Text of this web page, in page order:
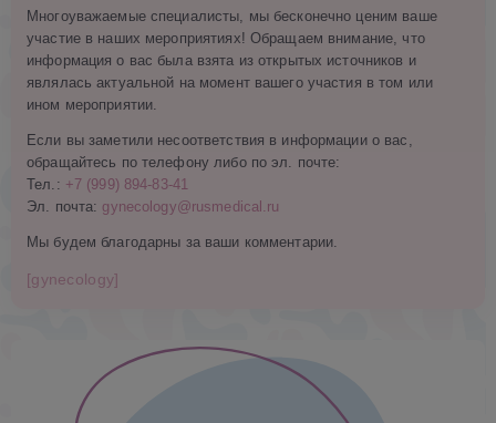
Многоуважаемые специалисты, мы бесконечно ценим ваше
участие в наших мероприятиях! Обращаем внимание, что
информация о вас была взята из открытых источников и
являлась актуальной на момент вашего участия в том или
ином мероприятии.
Если вы заметили несоответствия в информации о вас,
обращайтесь по телефону либо по эл. почте:
Тел.: +7 (999) 894-83-41
Эл. почта: gynecology@rusmedical.ru
Мы будем благодарны за ваши комментарии.
[gynecology]